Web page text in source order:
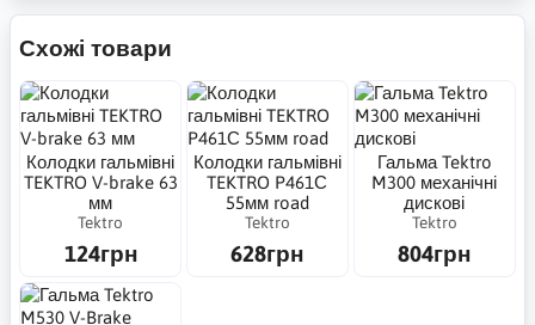
Схожі товари
Колодки гальмівні
TEKTRO V-brake 63
мм
Tektro
124грн
Колодки гальмівні
TEKTRO P461С
55мм road
Tektro
628грн
Гальма Tektro
M300 механічні
дискові
Tektro
804грн